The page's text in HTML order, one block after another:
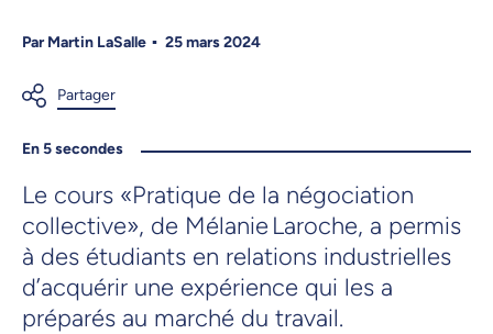
ParMartin LaSalle 25 mars 2024
En 5 secondes
Le cours «Pratique de la négociation
collective», de Mélanie Laroche, a permis
à des étudiants en relations industrielles
d’acquérir une expérience qui les a
préparés au marché du travail.